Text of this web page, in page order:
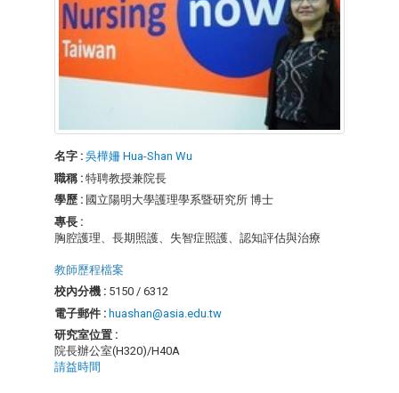
名字 : 吳樺姍 Hua-Shan Wu
職稱 : 特聘教授兼院長
學歷 : 國立陽明大學護理學系暨研究所 博士
專長 :
胸腔護理、長期照護、失智症照護、認知評估與治療
教師歷程檔案
校內分機 : 5150 / 6312
電子郵件 : huashan@asia.edu.tw
研究室位置 :
院長辦公室(H320)/H40A
請益時間